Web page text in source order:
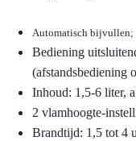
Automatisch bijvullen;
Bediening
(afstandsbediening
Inhoud: 1,5-6 liter,
2 vlamhoogte-
Brandtijd: 1,5 tot 4